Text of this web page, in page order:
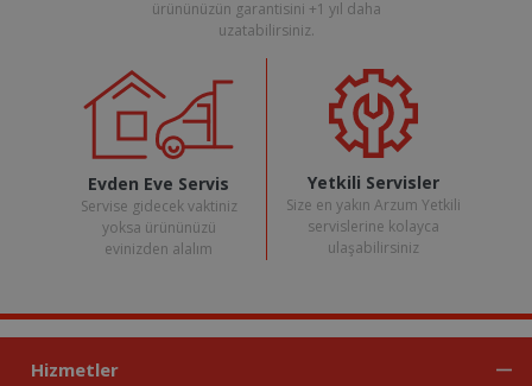
ürününüzün garantisini +1 yıl daha
uzatabilirsiniz.
Evden Eve Servis
Servise gidecek vaktiniz
yoksa ürününüzü
evinizden alalım
Yetkili Servisler
Size en yakın Arzum Yetkili
servislerine kolayca
ulaşabilirsiniz
Hizmetler